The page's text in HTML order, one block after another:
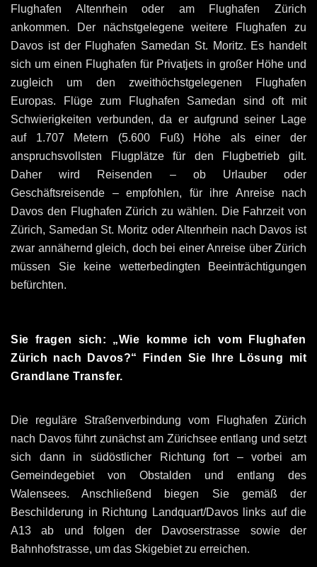
Flughafen Altenrhein oder am Flughafen Zürich
ankommen. Der nächstgelegene weitere Flughafen zu
Davos ist der Flughafen Samedan St. Moritz. Es handelt
sich um einen Flughafen für Privatjets in großer Höhe und
zugleich um den zweithöchstgelegenen Flughafen
Europas. Flüge zum Flughafen Samedan sind oft mit
Schwierigkeiten verbunden, da er aufgrund seiner Lage
auf 1.707 Metern (5.600 Fuß) Höhe als einer der
anspruchsvollsten Flugplätze für den Flugbetrieb gilt.
Daher wird Reisenden – ob Urlauber oder
Geschäftsreisende – empfohlen, für ihre Anreise nach
Davos den Flughafen Zürich zu wählen. Die Fahrzeit von
Zürich, Samedan St. Moritz oder Altenrhein nach Davos ist
zwar annähernd gleich, doch bei einer Anreise über Zürich
müssen Sie keine wetterbedingten Beeinträchtigungen
befürchten.
Sie fragen sich: „Wie komme ich vom Flughafen
Zürich nach Davos?“ Finden Sie Ihre Lösung mit
Grandlane Transfer.
Die reguläre Straßenverbindung vom Flughafen Zürich
nach Davos führt zunächst am Zürichsee entlang und setzt
sich dann in südöstlicher Richtung fort – vorbei am
Gemeindegebiet von Obstalden und entlang des
Walensees. Anschließend biegen Sie gemäß der
Beschilderung in Richtung Landquart/Davos links auf die
A13 ab und folgen der Davoserstrasse sowie der
Bahnhofstrasse, um das Skigebiet zu erreichen.